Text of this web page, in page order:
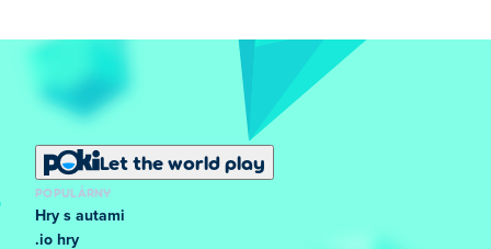
Let the world play
POPULÁRNY
Hry s autami
.io hry